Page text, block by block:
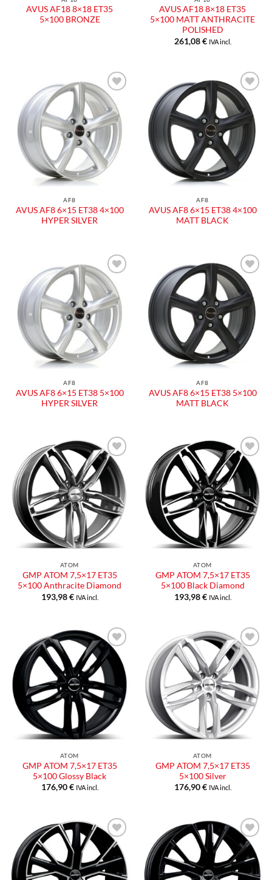
AVUS AF18 8×18 ET35
5×100 BRONZE
AVUS AF18 8×18 ET35
5×100 MATT ANTHRACITE
POLISHED
261,08€ IVA incl.
Aggiungi
alla lista
dei
desideri
AF8
AVUS AF8 6×15 ET38 4×100
HYPER SILVER
Aggiungi
alla lista
dei
desideri
AF8
AVUS AF8 6×15 ET38 4×100
MATT BLACK
Aggiungi
alla lista
dei
desideri
AF8
AVUS AF8 6×15 ET38 5×100
HYPER SILVER
Aggiungi
alla lista
dei
desideri
AF8
AVUS AF8 6×15 ET38 5×100
MATT BLACK
Aggiungi
alla lista
dei
desideri
ATOM
GMP ATOM 7,5×17 ET35
5×100 Anthracite Diamond
193,98€ IVA incl.
Aggiungi
alla lista
dei
desideri
ATOM
GMP ATOM 7,5×17 ET35
5×100 Black Diamond
193,98€ IVA incl.
Aggiungi
alla lista
dei
desideri
ATOM
GMP ATOM 7,5×17 ET35
5×100 Glossy Black
176,90€ IVA incl.
Aggiungi
alla lista
dei
desideri
ATOM
GMP ATOM 7,5×17 ET35
5×100 Silver
176,90€ IVA incl.
Aggiungi
alla lista
dei
desideri
Aggiungi
alla lista
dei
desideri